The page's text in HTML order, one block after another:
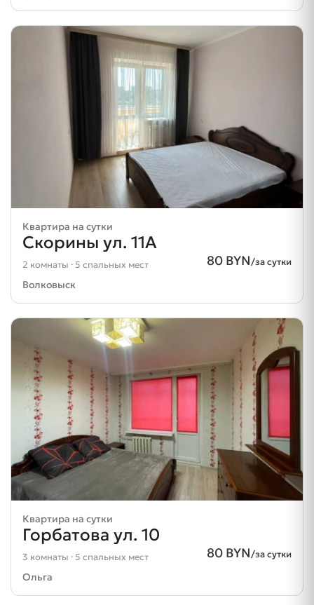
Квартира на сутки
Скорины ул. 11А
80 BYN/за сутки
2 комнаты · 5 спальных мест
Волковыск
Квартира на сутки
Горбатова ул. 10
80 BYN/за сутки
3 комнаты · 5 спальных мест
Ольга